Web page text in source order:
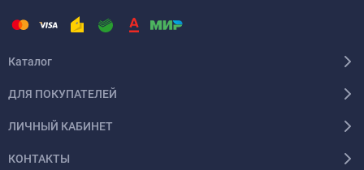
Каталог
ДЛЯ ПОКУПАТЕЛЕЙ
ЛИЧНЫЙ КАБИНЕТ
КОНТАКТЫ